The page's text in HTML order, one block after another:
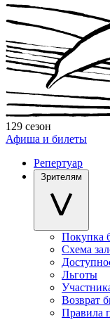
129 сезон
Афиша и билеты
Репертуар
Зрителям
Покупка
Схема
Льготы
Возврат
Правила